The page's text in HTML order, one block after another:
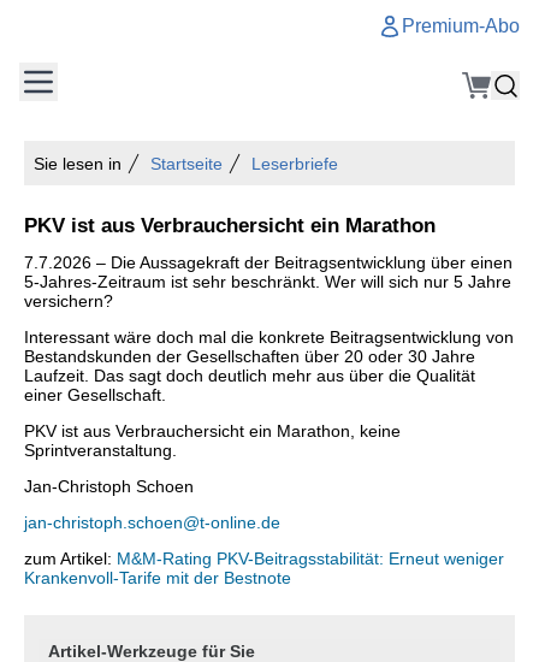
Premium-Abo
Sie lesen in Startseite Leserbriefe
PKV ist aus Verbrauchersicht ein Marathon
7.7.2026 – Die Aussagekraft der Beitragsentwicklung über einen
5-Jahres-Zeitraum ist sehr beschränkt. Wer will sich nur 5 Jahre
versichern?
Interessant wäre doch mal die konkrete Beitragsentwicklung von
Bestandskunden der Gesellschaften über 20 oder 30 Jahre
Laufzeit. Das sagt doch deutlich mehr aus über die Qualität
einer Gesellschaft.
PKV ist aus Verbrauchersicht ein Marathon, keine
Sprintveranstaltung.
Jan-Christoph Schoen
jan-christoph.schoen@t-online.de
zum Artikel: M&M-Rating PKV-Beitragsstabilität: Erneut weniger
Krankenvoll-Tarife mit der Bestnote
Artikel-Werkzeuge für Sie